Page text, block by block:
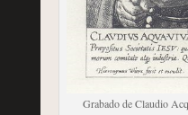
Grabado de Claudio